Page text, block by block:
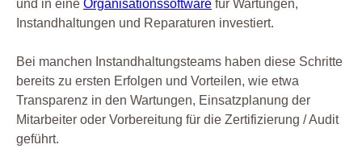
und in eine Organisationssoftware für Wartungen,
Instandhaltungen und Reparaturen investiert.
Bei manchen Instandhaltungsteams haben diese Schritte
bereits zu ersten Erfolgen und Vorteilen, wie etwa
Transparenz in den Wartungen, Einsatzplanung der
Mitarbeiter oder Vorbereitung für die Zertifizierung / Audit
geführt.